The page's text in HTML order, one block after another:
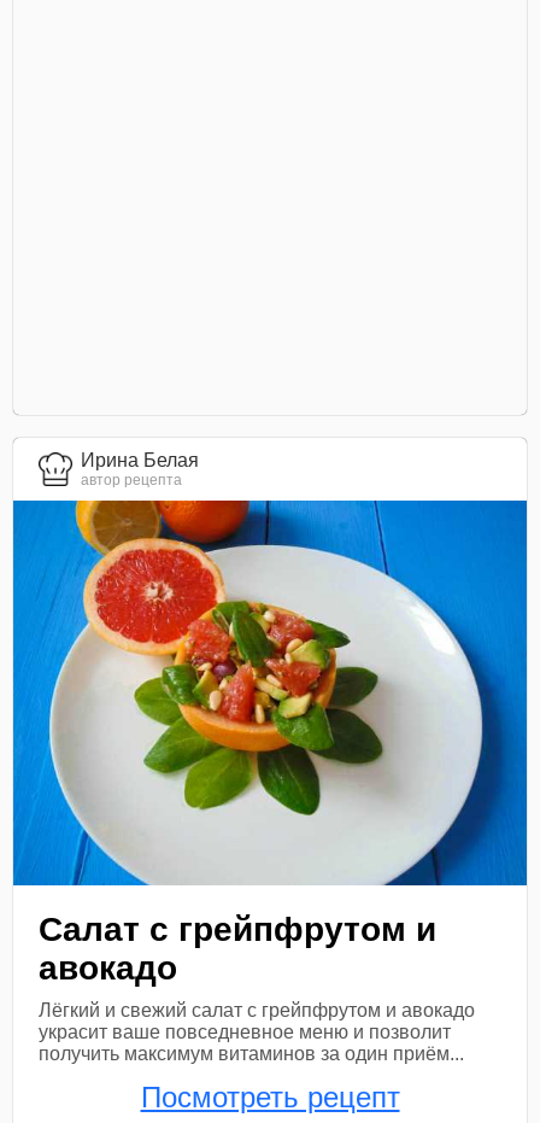
Ирина Белая
автор рецепта
Салат с грейпфрутом и
авокадо
Лёгкий и свежий салат с грейпфрутом и авокадо
украсит ваше повседневное меню и позволит
получить максимум витаминов за один приём...
Посмотреть рецепт